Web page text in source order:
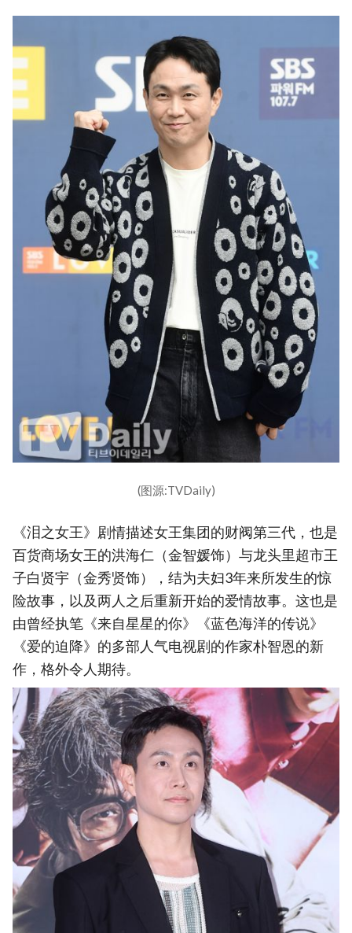
(图源:TVDaily)
《泪之女王》剧情描述女王集团的财阀第三代，也是
百货商场女王的洪海仁（金智媛饰）与龙头里超市王
子白贤宇（金秀贤饰），结为夫妇3年来所发生的惊
险故事，以及两人之后重新开始的爱情故事。这也是
由曾经执笔《来自星星的你》《蓝色海洋的传说》
《爱的迫降》的多部人气电视剧的作家朴智恩的新
作，格外令人期待。